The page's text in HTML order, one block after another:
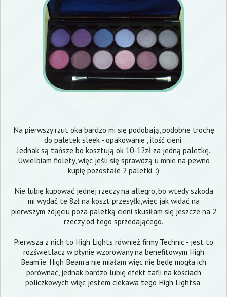
Na pierwszy rzut oka bardzo mi się podobają, podobne trochę
do paletek sleek - opakowanie , ilość cieni.
Jednak są tańsze bo kosztują ok 10-12zł za jedną paletkę.
Uwielbiam fiolety, więc jeśli się sprawdzą u mnie na pewno
kupię pozostałe 2 paletki. :)
Nie lubię kupować jednej rzeczy na allegro, bo wtedy szkoda
mi wydać te 8zł na koszt przesyłki,więc jak widać na
pierwszym zdjęciu poza paletką cieni skusiłam się jeszcze na 2
rzeczy od tego sprzedającego.
Pierwsza z nich to High Lights również firmy Technic - jest to
rozświetlacz w płynie wzorowany na benefitowym High
Beam'ie. High Beam'a nie miałam więc nie będę mogła ich
porównać, jednak bardzo lubię efekt tafli na kościach
policzkowych więc jestem ciekawa tego High Lightsa.